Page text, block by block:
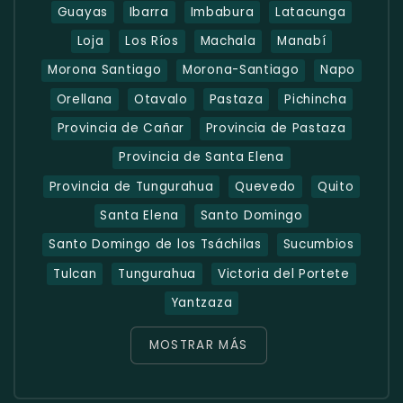
Guayas Ibarra Imbabura
Latacunga
Loja
Los Ríos Machala
Manabí
Morona Santiago
Morona-Santiago
Napo
Orellana
Otavalo Pastaza
Pichincha
Provincia de Cañar
Provincia de Pastaza
Provincia de Santa Elena
Provincia de Tungurahua
Quevedo
Quito
Santa Elena
Santo Domingo
Santo Domingo de los Tsáchilas
Sucumbios
Tulcan
Tungurahua
Victoria del Portete
Yantzaza
MOSTRAR MÁS